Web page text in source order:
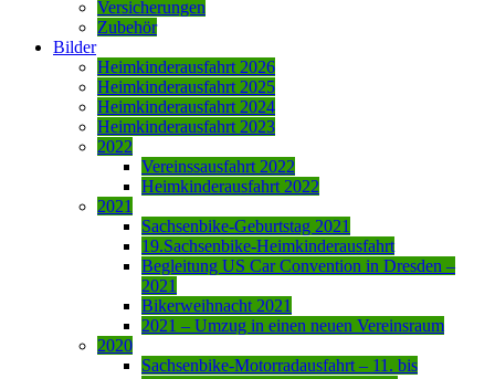
Versicherungen
Zubehör
Bilder
Heimkinderausfahrt 2026
Heimkinderausfahrt 2025
Heimkinderausfahrt 2024
Heimkinderausfahrt 2023
2022
Vereinssausfahrt 2022
Heimkinderausfahrt 2022
2021
Sachsenbike-Geburtstag 2021
19.Sachsenbike-Heimkinderausfahrt
Begleitung US Car Convention in Dresden –
2021
Bikerweihnacht 2021
2021 – Umzug in einen neuen Vereinsraum
2020
Sachsenbike-Motorradausfahrt – 11. bis